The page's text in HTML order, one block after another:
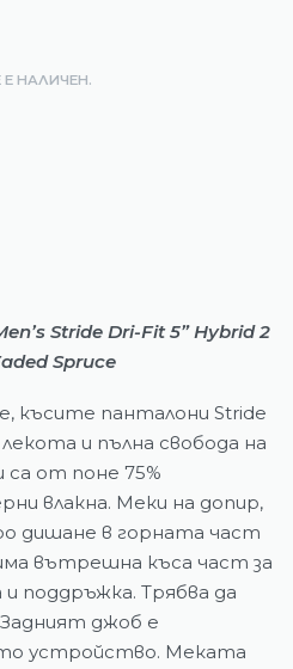
НАЛИЧЕН.
Stride Dri-Fit 5” Hybrid 2
Spruce
късите панталони Stride
и пълна свобода на
от поне 75%
влакна. Меки на допир,
дишане в горната част
вътрешна къса част за
поддръжка. Трябва да
джоб е
устройство. Меката